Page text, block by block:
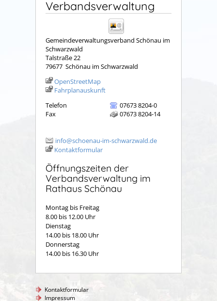
Verbandsverwaltung
Gemeindeverwaltungsverband Schönau im
Schwarzwald
Talstraße 22
79677 Schönau im Schwarzwald
OpenStreetMap
Fahrplanauskunft
Telefon
07673 8204-0
Fax
07673 8204-14
info@schoenau-im-schwarzwald.de
Kontaktformular
Öffnungszeiten der
Verbandsverwaltung im
Rathaus Schönau
Montag bis Freitag
8.00 bis 12.00 Uhr
Dienstag
14.00 bis 18.00 Uhr
Donnerstag
14.00 bis 16.30 Uhr
Kontaktformular
Impressum